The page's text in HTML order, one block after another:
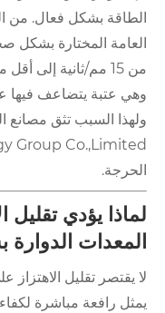
الطاقة بشكل فعال. من
الحرجة.
لماذا يؤدي تقليل
المعدات
لا يقتصر تقليل
يمثل رافعة مباشرة